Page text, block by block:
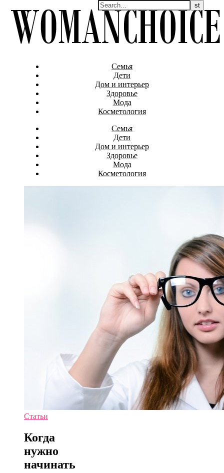
Семья
Дети
Дом и интерьер
Здоровье
Мода
Косметология
Семья
Дети
Дом и интерьер
Здоровье
Мода
Косметология
Статьи
Когда
нужно
начинать